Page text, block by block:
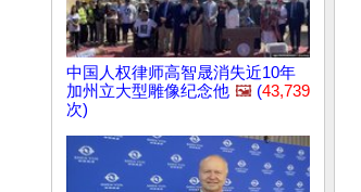
中国人权律师高智晟消失近10年
加州立大型雕像纪念他 🖼️ (43,739
次)